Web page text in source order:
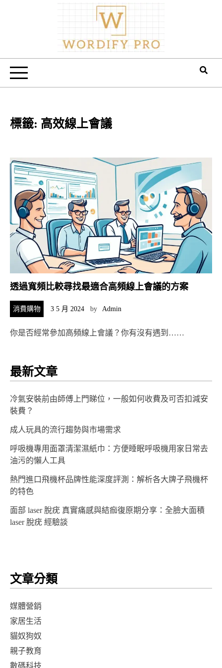
Wordify Pro
標籤: 高效線上會議
透過寬頻比較尋找最適合高頻線上會議的方案
消費購物 3 5 月 2024 by Admin
你是否經常參加高頻線上會議？你有沒有遇到……
最新文章
冷氣安裝前由師傅上門睇位，一般如何收費及可否扣減安
裝費？
成人玩具的流行趨勢與市場需求
呼吸機專用面罩清潔濕紙巾：方便睡眠呼吸機用家日常去
油污的懶人工具
熱門進口飛機杯品牌性能深度評測：解析各大牌子飛機杯
的特色
面部 laser 脫疣 真實痛感與結痂復原期分享：全臉大面積
laser 脫疣 經驗談
文章分類
媒體營銷
家居生活
貓奴狗奴
親子教育
數碼科技